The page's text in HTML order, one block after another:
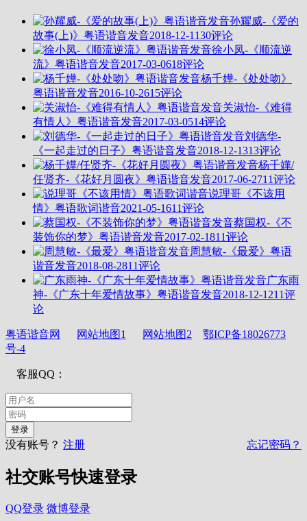
孙耀威-《爱的
故事(上)》粤语谐音发音2018-12-1130评论
徐小凤-《顺流逆
流》粤语谐音发音2017-03-0618评论
杨千嬅-《处处吻》
粤语谐音发音2016-10-2615评论
关淑怡-《难得
有情人》粤语谐音发音2017-03-0514评论
刘德华-
《一起走过的日子》粤语谐音发音2018-12-1313评论
杨千嬅/
任贤齐-《花好月圆夜》粤语谐音发音2017-06-2711评论
说理哥《不该用
情》粤语歌词谐音2021-05-1611评论
蔡国权-《不
装饰你的梦》粤语谐音发音2017-02-1811评论
周慧敏-《最爱》粤语
谐音发音2018-08-2811评论
广东雨
神-《广东十年爱情故事》粤语谐音发音2018-12-1211评
论
粤语谐音网 网站地图1 网站地图2
鄂ICP备18026773
号-4
客服QQ：
没有账号？ 注册 忘记密码？
社交账号快速登录
QQ登录 微博登录